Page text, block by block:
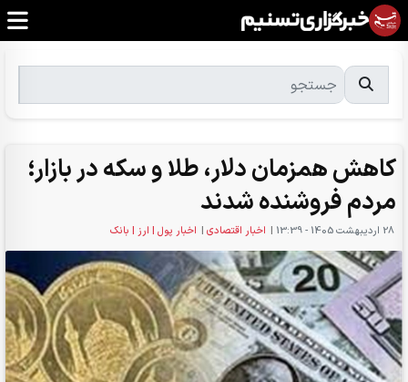
کاهش همزمان دلار، طلا و سکه در بازار؛
مردم فروشنده شدند
28 ارديبهشت 1405 - 13:39 | اخبار اقتصادی | اخبار پول | ارز | بانک